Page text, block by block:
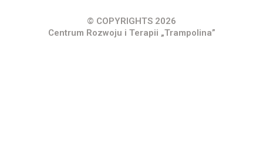
© COPYRIGHTS 2026
Centrum Rozwoju i Terapii „Trampolina”